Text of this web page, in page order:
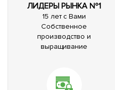
ЛИДЕРЫ РЫНКА №1
15 лет с Вами
Собственное
производство и
выращивание